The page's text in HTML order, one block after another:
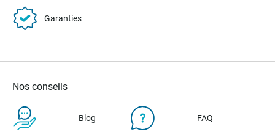
Garanties
Nos conseils
Blog FAQ